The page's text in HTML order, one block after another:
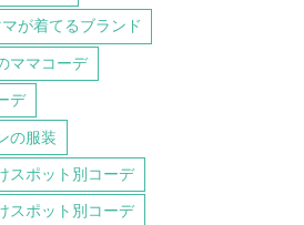
マが着てるブランド
ママコーデ
デ
の服装
スポット別コーデ
スポット別コーデ